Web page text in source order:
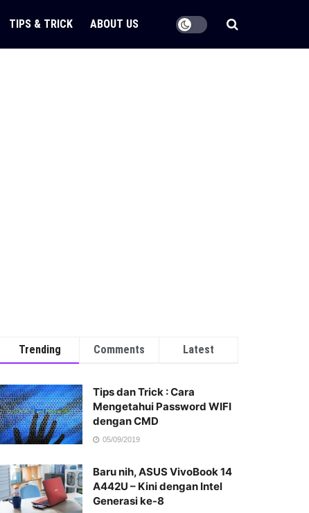
TIPS & TRICK ABOUT US
Trending Comments Latest
Tips dan Trick : Cara
Mengetahui Password WIFI
dengan CMD
05/09/2019
Baru nih, ASUS VivoBook 14
A442U – Kini dengan Intel
Generasi ke-8